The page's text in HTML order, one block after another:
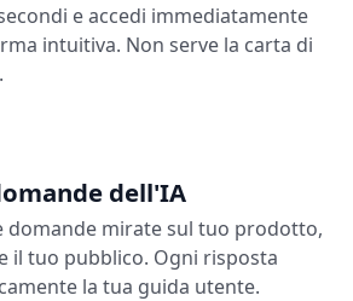
e accedi immediatamente
intuitiva. Non serve la carta di
dell'IA
domande mirate sul tuo prodotto,
il tuo pubblico. Ogni risposta
la tua guida utente.